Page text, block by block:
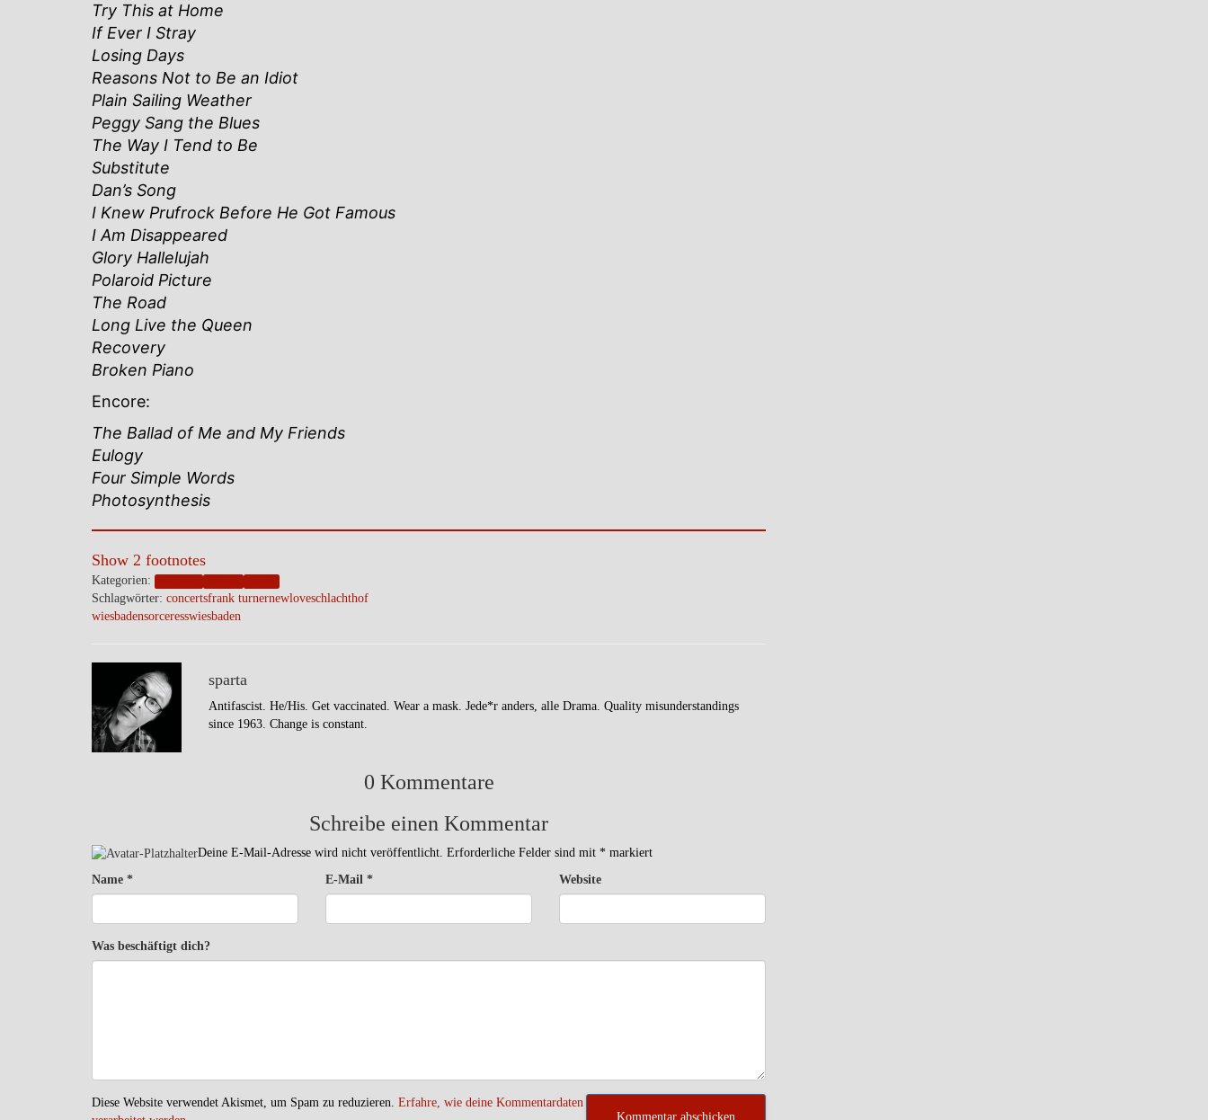
Try This at Home
If Ever I Stray
Losing Days
Reasons Not to Be an Idiot
Plain Sailing Weather
Peggy Sang the Blues
The Way I Tend to Be
Substitute
Dan’s Song
I Knew Prufrock Before He Got Famous
I Am Disappeared
Glory Hallelujah
Polaroid Picture
The Road
Long Live the Queen
Recovery
Broken Piano
Encore:
The Ballad of Me and My Friends
Eulogy
Four Simple Words
Photosynthesis
Show 2 footnotes
Kategorien:
Schlagwörter: concertsfrank turnernewloveschlachthof
wiesbadensorceresswiesbaden
sparta
Antifascist. He/His. Get vaccinated. Wear a mask. Jede*r anders, alle Drama. Quality misunderstandings
since 1963. Change is constant.
0 Kommentare
Schreibe einen Kommentar
Deine E-Mail-Adresse wird nicht veröffentlicht. Erforderliche Felder sind mit * markiert
Name * E-Mail * Website
Was beschäftigt dich?
Diese Website verwendet Akismet, um Spam zu reduzieren. Erfahre, wie deine Kommentardaten